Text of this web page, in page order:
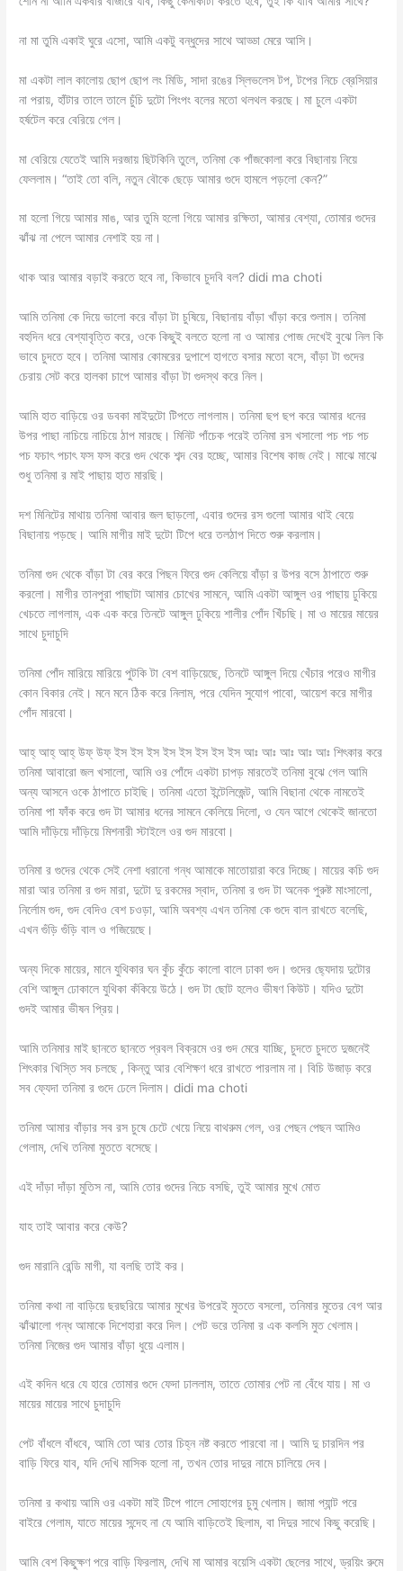
না মা তুমি একাই ঘুরে এসো, আমি একটু বন্ধুদের সাথে আড্ডা মেরে আসি।
মা একটা লাল কালোয় ছোপ ছোপ লং মিডি, সাদা রঙের স্লিভলেস টপ, টপের নিচে ব্রেসিয়ার
না পরায়, হাঁটার তালে তালে চুঁচি দুটো পিংপং বলের মতো থলথল করছে। মা চুলে একটা
হর্ষটেল করে বেরিয়ে গেল।
মা বেরিয়ে যেতেই আমি দরজায় ছিটকিনি তুলে, তনিমা কে পাঁজকোলা করে বিছানায় নিয়ে
ফেললাম। “তাই তো বলি, নতুন বৌকে ছেড়ে আমার গুদে হামলে পড়লো কেন?”
মা হলো গিয়ে আমার মাঙ, আর তুমি হলো গিয়ে আমার রক্ষিতা, আমার বেশ্যা, তোমার গুদের
ঝাঁঝ না পেলে আমার নেশাই হয় না।
থাক আর আমার বড়াই করতে হবে না, কিভাবে চুদবি বল? didi ma choti
আমি তনিমা কে দিয়ে ভালো করে বাঁড়া টা চুষিয়ে, বিছানায় বাঁড়া খাঁড়া করে শুলাম। তনিমা
বহুদিন ধরে বেশ্যাবৃত্তি করে, ওকে কিছুই বলতে হলো না ও আমার পোজ দেখেই বুঝে নিল কি
ভাবে চুদতে হবে। তনিমা আমার কোমরের দুপাশে হাগতে বসার মতো বসে, বাঁড়া টা গুদের
চেরায় সেট করে হালকা চাপে আমার বাঁড়া টা গুদস্থ করে নিল।
আমি হাত বাড়িয়ে ওর ডবকা মাইদুটো টিপতে লাগলাম। তনিমা ছপ ছপ করে আমার ধনের
উপর পাছা নাচিয়ে নাচিয়ে ঠাপ মারছে। মিনিট পাঁচেক পরেই তনিমা রস খসালো পচ পচ পচ
পচ ফচাৎ পচাৎ ফস ফস করে গুদ থেকে শব্দ বের হচ্ছে, আমার বিশেষ কাজ নেই। মাঝে মাঝে
শুধু তনিমা র মাই পাছায় হাত মারছি।
দশ মিনিটের মাথায় তনিমা আবার জল‌ ছাড়লো, এবার গুদের রস গুলো আমার থাই বেয়ে
বিছানায় পড়ছে। আমি মাগীর মাই দুটো টিপে ধরে তলঠাপ দিতে শুরু করলাম।
তনিমা গুদ থেকে বাঁড়া টা বের করে পিছন ফিরে গুদ কেলিয়ে বাঁড়া র উপর বসে ঠাপাতে শুরু
করলো। মাগীর তানপুরা পাছাটা আমার চোখের সামনে, আমি একটা আঙ্গুল ওর পাছায় ঢুকিয়ে
খেচতে লাগলাম, এক এক করে তিনটে আঙ্গুল ঢুকিয়ে শালীর পোঁদ খিঁচছি। মা ও মায়ের মায়ের
সাথে চুদাচুদি
তনিমা পোঁদ মারিয়ে মারিয়ে পুটকি টা বেশ বাড়িয়েছে, তিনটে আঙ্গুল দিয়ে খেঁচার পরেও মাগীর
কোন বিকার নেই। মনে মনে ঠিক করে নিলাম, পরে যেদিন সুযোগ পাবো, আয়েশ করে মাগীর
পোঁদ মারবো।
আহ্ আহ্ আহ্ উফ্ উফ্ ইস ইস ইস ইস ইস ইস ইস ইস আঃ আঃ আঃ আঃ আঃ শিৎকার করে
তনিমা আবারো জল খসালো, আমি ওর পোঁদে একটা চাপড় মারতেই তনিমা বুঝে গেল আমি
অন্য আসনে ওকে ঠাপাতে চাইছি। তনিমা এতো ইন্টেলিজেন্ট, আমি বিছানা থেকে নামতেই
তনিমা পা ফাঁক করে গুদ টা আমার ধনের সামনে কেলিয়ে দিলো, ও যেন আগে থেকেই জানতো
আমি দাঁড়িয়ে দাঁড়িয়ে মিশনারী স্টাইলে ওর গুদ মারবো।
তনিমা র গুদের থেকে সেই নেশা ধরানো গন্ধ আমাকে মাতোয়ারা করে দিচ্ছে। মায়ের কচি গুদ
মারা আর তনিমা র গুদ মারা, দুটো দু রকমের স্বাদ, তনিমা র গুদ টা অনেক পুরুষ্ট মাংসালো,
নির্লোম গুদ, গুদ বেদিও বেশ চওড়া, আমি অবশ্য এখন তনিমা কে গুদে বাল রাখতে বলেছি,
এখন গুঁড়ি গুঁড়ি বাল ও গজিয়েছে।
অন্য দিকে মায়ের, মানে যুথিকার ঘন কুঁচ কুঁচে কালো বালে ঢাকা গুদ। গুদের ছ্যেদায় দুটোর
বেশি আঙ্গুল ঢোকালে যুথিকা কঁকিয়ে উঠে। গুদ টা ছোট হলেও ভীষণ কিউট। যদিও দুটো
গুদই আমার ভীষন প্রিয়।
আমি তনিমার মাই ছানতে ছানতে প্রবল বিক্রমে ওর গুদ মেরে যাচ্ছি, চুদতে চুদতে দুজনেই
শিৎকার খিস্তি সব চলছে , কিন্তু আর বেশিক্ষণ ধরে রাখতে পারলাম না। বিচি উজাড় করে
সব ফ্যেদা তনিমা র গুদে ঢেলে দিলাম। didi ma choti
তনিমা আমার বাঁড়ার সব রস চুষে চেটে খেয়ে নিয়ে বাথরুম গেল, ওর পেছন পেছন আমিও
গেলাম, দেখি তনিমা মুততে বসেছে।
এই দাঁড়া দাঁড়া মুতিস না, আমি তোর গুদের নিচে বসছি, তুই আমার মুখে মোত
যাহ তাই আবার করে কেউ?
গুদ মারানি রেন্ডি মাগী, যা বলছি তাই কর।
তনিমা কথা না বাড়িয়ে ছরছরিয়ে আমার মুখের উপরেই মুততে বসলো, তনিমার মুতের বেগ আর
ঝাঁঝালো গন্ধ আমাকে দিশেহারা করে দিল। পেট ভরে তনিমা র এক কলসি মুত খেলাম।
তনিমা নিজের গুদ আমার বাঁড়া ধুয়ে এলাম।
এই কদিন ধরে যে হারে তোমার গুদে ফেদা ঢাললাম, তাতে তোমার পেট না বেঁধে যায়। মা ও
মায়ের মায়ের সাথে চুদাচুদি
পেট বাঁধলে বাঁধবে, আমি তো আর তোর চিহ্ন নষ্ট করতে পারবো না। আমি দু চারদিন পর
বাড়ি ফিরে যাব, যদি দেখি মাসিক হলো না, তখন তোর দাদুর নামে চালিয়ে দেব।
তনিমা র কথায় আমি ওর একটা মাই টিপে গালে সোহাগের চুমু খেলাম। জামা প্যান্ট পরে
বাইরে গেলাম, যাতে মায়ের সন্দেহ না যে আমি বাড়িতেই ছিলাম, বা দিদুর সাথে কিছু করেছি।
আমি বেশ কিছুক্ষণ পরে বাড়ি ফিরলাম, দেখি মা আমার বয়েসি একটা ছেলের সাথে, ড্রয়িং রুমে